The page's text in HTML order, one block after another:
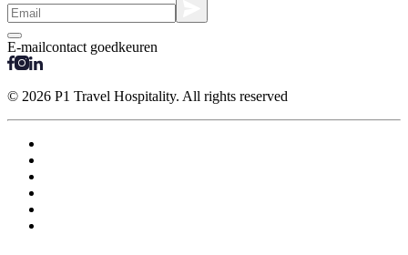
E-mailcontact goedkeuren
© 2026 P1 Travel Hospitality. All rights reserved